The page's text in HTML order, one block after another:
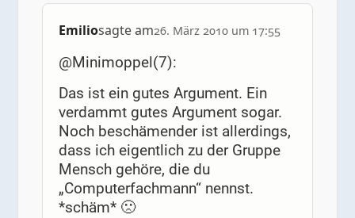
Emiliosagte am26. März 2010 um 17:55
@Minimoppel(7):
Das ist ein gutes Argument. Ein
verdammt gutes Argument sogar.
Noch beschämender ist allerdings,
dass ich eigentlich zu der Gruppe
Mensch gehöre, die du
„Computerfachmann“ nennst.
*schäm* 🙁